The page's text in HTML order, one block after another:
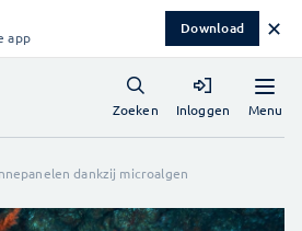
app Download ✕
Menu
Zoeken Inloggen
dankzij microalgen